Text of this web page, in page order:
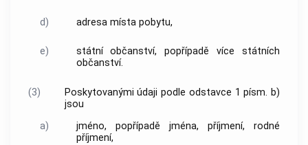
d) adresa místa pobytu,
e)
státní občanství, popřípadě více státních
občanství.
(3)
Poskytovanými údaji podle odstavce 1 písm. b)
jsou
a)
jméno, popřípadě jména, příjmení, rodné
příjmení,